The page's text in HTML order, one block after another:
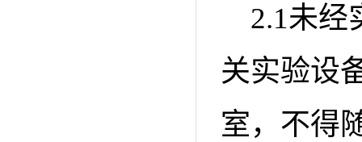
2.1未经
关实验设
室，不得